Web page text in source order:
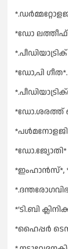
*ഡോ
*ഡോ,പി ഗീത*.
*ഡോ.ശരത്ത്
*ഡോ.ജ്യോതി*
*ഇംഹാൻസ്*,
*’ടി.ബി
*ഹൈപ്പർ